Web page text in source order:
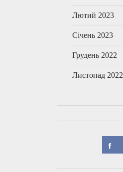
Лютий 2023
Січень 2023
Грудень 2022
Листопад 2022